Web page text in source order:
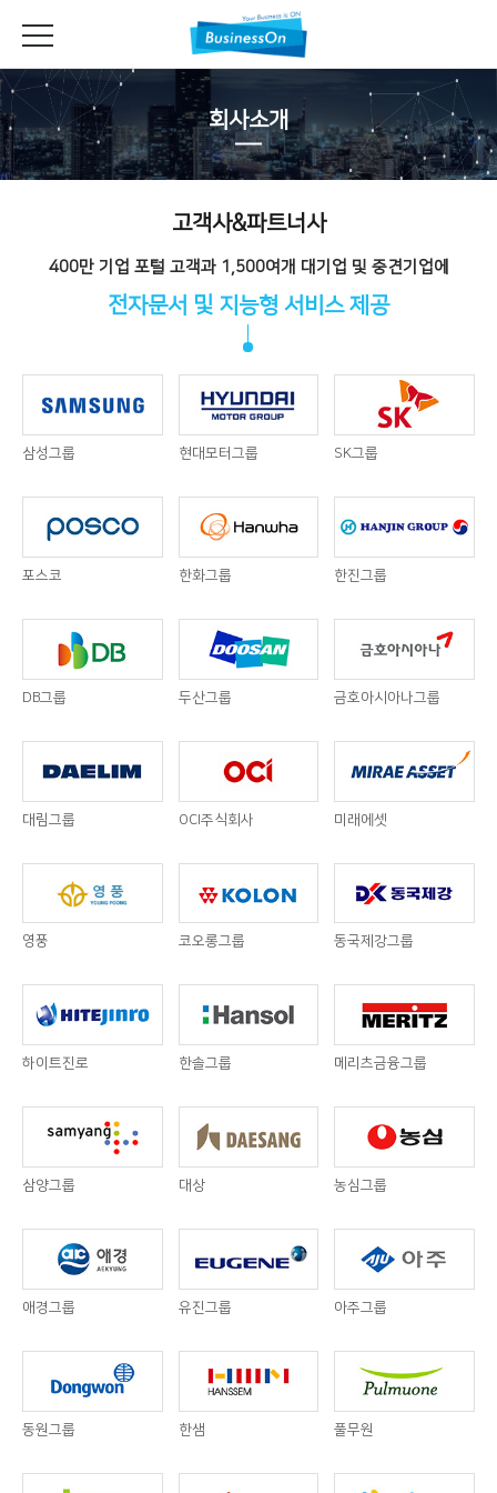
회사소개
고객사&파트너사
400만 기업 포털 고객과 1,500여개 대기업 및 중견기업에
전자문서 및 지능형 서비스 제공
삼성그룹 현대모터그룹 SK그룹
포스코 한화그룹 한진그룹
DB그룹 두산그룹 금호아시아나그룹
대림그룹 OCI주식회사 미래에셋
영풍 코오롱그룹 동국제강그룹
하이트진로 한솔그룹 메리츠금융그룹
삼양그룹 대상 농심그룹
애경그룹 유진그룹 아주그룹
동원그룹 한샘 풀무원